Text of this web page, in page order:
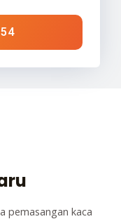
pemasangan kaca